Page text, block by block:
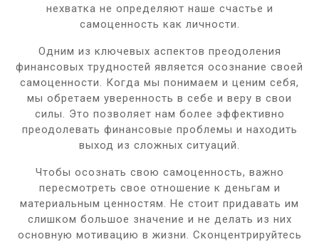
нехватка не определяют наше счастье и
самоценность как личности.
Одним из ключевых аспектов преодоления
финансовых трудностей является осознание своей
самоценности. Когда мы понимаем и ценим себя,
мы обретаем уверенность в себе и веру в свои
силы. Это позволяет нам более эффективно
преодолевать финансовые проблемы и находить
выход из сложных ситуаций.
Чтобы осознать свою самоценность, важно
пересмотреть свое отношение к деньгам и
материальным ценностям. Не стоит придавать им
слишком большое значение и не делать из них
основную мотивацию в жизни. Сконцентрируйтесь